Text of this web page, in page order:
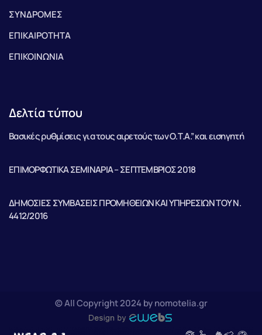
ΣΥΝΔΡΟΜΕΣ
ΕΠΙΚΑΙΡΟΤΗΤΑ
ΕΠΙΚΟΙΝΩΝΙΑ
Δελτία τύπου
Βασικές ρυθμίσεις για τους αιρετούς των Ο.Τ.Α.” και εισηγητή
ΕΠΙΜΟΡΦΩΤΙΚΑ ΣΕΜΙΝΑΡΙΑ – ΣΕΠΤΕΜΒΡΙΟΣ 2018
ΔΗΜΟΣΙΕΣ ΣΥΜΒΑΣΕΙΣ ΠΡΟΜΗΘΕΙΩΝ ΚΑΙ ΥΠΗΡΕΣΙΩΝ ΤΟΥ Ν.
4412/2016
© All Copyright 2024 by nomotelia.gr